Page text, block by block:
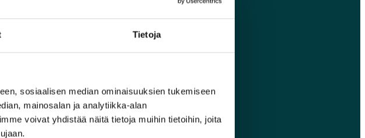
Tietoja
sosiaalisen median ominaisuuksien tukemiseen
mainosalan ja analytiikka-alan
voivat yhdistää näitä tietoja muihin tietoihin, joita